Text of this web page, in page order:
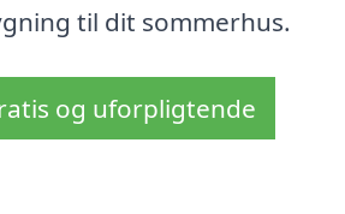
til dit sommerhus.
og uforpligtende